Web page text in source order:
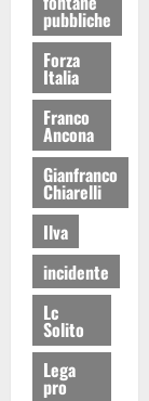
pubbliche
Forza
Italia
Franco
Ancona
Gianfranco
Chiarelli
Ilva
incidente
Lc
Solito
Lega
pro